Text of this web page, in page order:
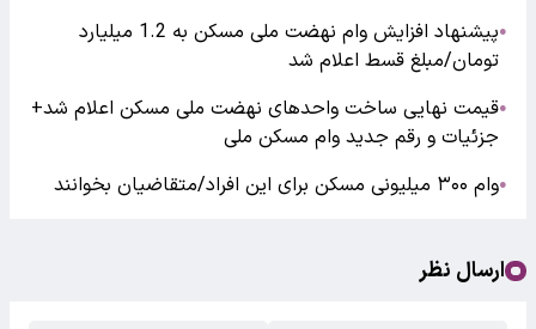
●
پیشنهاد افزایش وام نهضت ملی مسکن به 1.2 میلیارد
تومان/مبلغ قسط اعلام شد
●قیمت نهایی ساخت واحدهای نهضت ملی مسکن اعلام شد+
جزئیات و رقم جدید وام مسکن ملی
●وام ۳۰۰ میلیونی مسکن برای این افراد/متقاضیان بخوانند
ارسال نظر